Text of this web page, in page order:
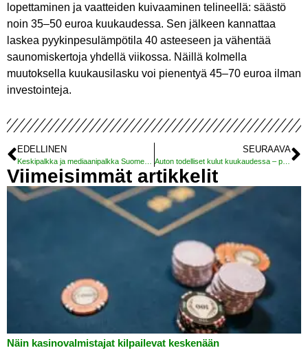
lopettaminen ja vaatteiden kuivaaminen telineellä: säästö
noin 35–50 euroa kuukaudessa. Sen jälkeen kannattaa
laskea pyykinpesulämpötila 40 asteeseen ja vähentää
saunomiskertoja yhdellä viikossa. Näillä kolmella
muutoksella kuukausilasku voi pienentyä 45–70 euroa ilman
investointeja.
EDELLINEN SEURAAVA
Auton todelliset kulut kuukaudessa – paljonko autoilu oikeasti maksaa?
Viimeisimmät artikkelit
Näin kasinovalmistajat kilpailevat keskenään